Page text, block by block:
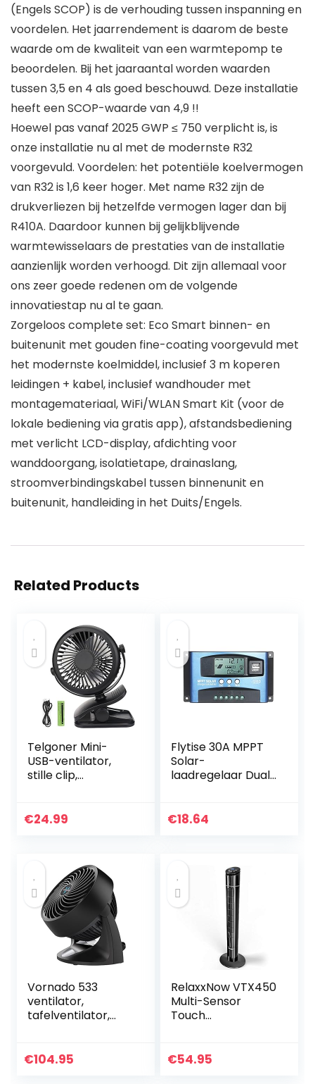
(Engels SCOP) is de verhouding tussen inspanning en
voordelen. Het jaarrendement is daarom de beste
waarde om de kwaliteit van een warmtepomp te
beoordelen. Bij het jaaraantal worden waarden
tussen 3,5 en 4 als goed beschouwd. Deze installatie
heeft een SCOP-waarde van 4,9 !!
Hoewel pas vanaf 2025 GWP ≤ 750 verplicht is, is
onze installatie nu al met de modernste R32
voorgevuld. Voordelen: het potentiële koelvermogen
van R32 is 1,6 keer hoger. Met name R32 zijn de
drukverliezen bij hetzelfde vermogen lager dan bij
R410A. Daardoor kunnen bij gelijkblijvende
warmtewisselaars de prestaties van de installatie
aanzienlijk worden verhoogd. Dit zijn allemaal voor
ons zeer goede redenen om de volgende
innovatiestap nu al te gaan.
Zorgeloos complete set: Eco Smart binnen- en
buitenunit met gouden fine-coating voorgevuld met
het modernste koelmiddel, inclusief 3 m koperen
leidingen + kabel, inclusief wandhouder met
montagemateriaal, WiFi/WLAN Smart Kit (voor de
lokale bediening via gratis app), afstandsbediening
met verlicht LCD-display, afdichting voor
wanddoorgang, isolatietape, drainaslang,
stroomverbindingskabel tussen binnenunit en
buitenunit, handleiding in het Duits/Engels.
Related Products
Telgoner Mini-
USB-ventilator,
stille clip,
batterij, 3
snelheden voor
slaapkamer,
kantoor,
kinderwagen en
camping
€24.99
Flytise 30A MPPT
Solar-
laadregelaar Dual
zonnecelpaneel
€18.64
Vornado 533
ventilator,
tafelventilator,
ventilator, 48 W
€104.95
RelaxxNow VTX450
Multi-Sensor
Touch
temperatuurweer
€54.95